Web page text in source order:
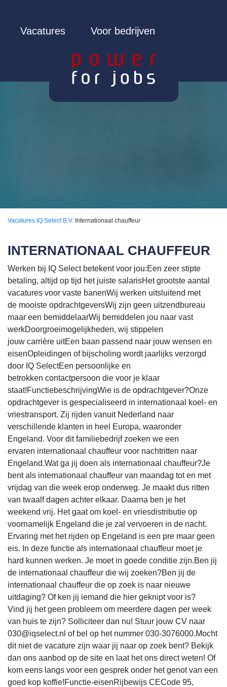
Vacatures Voor bedrijven
Vacatures IQ Select B.V. Internationaal chauffeur
INTERNATIONAAL CHAUFFEUR
Werken bij IQ Select betekent voor jou:Een zeer stipte
betaling, altijd op tijd het juiste salarisHet grootste aantal
vacatures voor vaste banenWij werken uitsluitend met
de mooiste opdrachtgeversWij zijn geen uitzendbureau
maar een bemiddelaarWij bemiddelen jou naar vast
werkDoorgroeimogelijkheden, wij stippelen
jouw carrière uitEen baan passend naar jouw wensen en
eisenOpleidingen of bijscholing wordt jaarlijks verzorgd
door IQ SelectEen persoonlijke en
betrokken contactpersoon die voor je klaar
staat!FunctiebeschrijvingWie is de opdrachtgever?Onze
opdrachtgever is gespecialiseerd in internationaal koel- en
vriestransport. Zij rijden vanuit Nederland naar
verschillende klanten in heel Europa, waaronder
Engeland. Voor dit familiebedrijf zoeken we een
ervaren internationaal chauffeur voor nachtritten naar
Engeland.Wat ga jij doen als internationaal chauffeur?Je
bent als internationaal chauffeur van maandag tot en met
vrijdag van die week erop onderweg. Je maakt dus ritten
van twaalf dagen achter elkaar. Daarna ben je het
weekend vrij. Het gaat om koel- en vriesdistributie op
voornamelijk Engeland die je zal vervoeren in de nacht.
Ervaring met het rijden op Engeland is een pre maar geen
eis. In deze functie als internationaal chauffeur moet je
hard kunnen werken. Je moet in goede conditie zijn.Ben jij
de internationaal chauffeur die wij zoeken?Ben jij de
internationaal chauffeur die op zoek is naar nieuwe
uitdaging? Of ken jij iemand die hier geknipt voor is?
Vind jij het geen probleem om meerdere dagen per week
van huis te zijn? Solliciteer dan nu! Stuur jouw CV naar
030@iqselect.nl of bel op het nummer 030-3076000.Mocht
dit niet de vacature zijn waar jij naar op zoek bent? Bekijk
dan ons aanbod op de site en laat het ons direct weten! Of
kom eens langs voor een gesprek onder het genot van een
goed kop koffie!Functie-eisenRijbewijs CECode 95,